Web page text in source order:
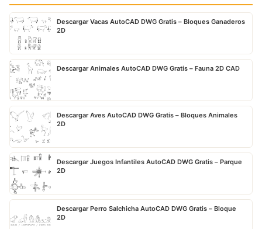
Descargar Vacas AutoCAD DWG Gratis – Bloques Ganaderos
2D
Descargar Animales AutoCAD DWG Gratis – Fauna 2D CAD
Descargar Aves AutoCAD DWG Gratis – Bloques Animales
2D
Descargar Juegos Infantiles AutoCAD DWG Gratis – Parque
2D
Descargar Perro Salchicha AutoCAD DWG Gratis – Bloque
2D